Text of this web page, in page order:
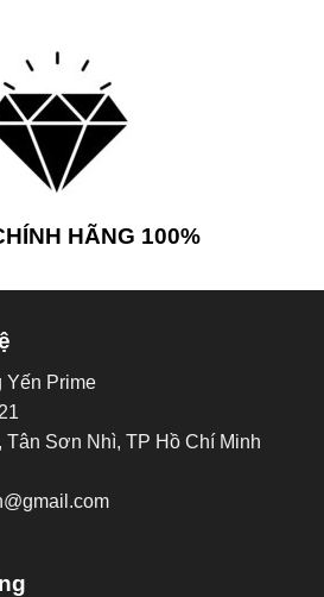
HÃNG 100%
Yến Prime
Sơn Nhì, TP Hồ Chí Minh